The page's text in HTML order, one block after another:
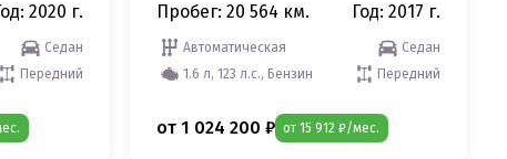
2020 г.
Седан
Передний
Пробег: 20 564 км. Год: 2017 г.
Автоматическая
Седан
1.6 л, 123 л.с., Бензин
Передний
от 1 024 200 ₽ от 15 912 ₽/мес.